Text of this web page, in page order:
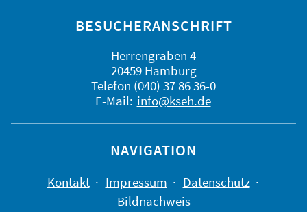
BESUCHERANSCHRIFT
Herrengraben 4
20459 Hamburg
Telefon (040) 37 86 36-0
E-Mail: info@kseh.de
NAVIGATION
Kontakt Impressum
Datenschutz
Bildnachweis